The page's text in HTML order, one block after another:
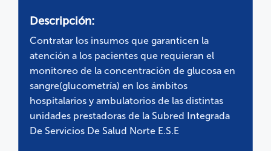
Descripción:
Contratar los insumos que garanticen la
atención a los pacientes que requieran el
monitoreo de la concentración de glucosa en
sangre(glucometría) en los ámbitos
hospitalarios y ambulatorios de las distintas
unidades prestadoras de la Subred Integrada
De Servicios De Salud Norte E.S.E